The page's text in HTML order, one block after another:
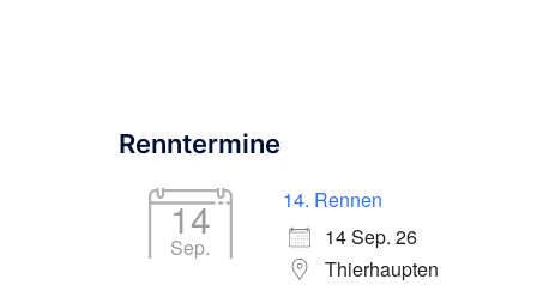
Renntermine
14
Sep.
14. Rennen
14 Sep. 26
Thierhaupten